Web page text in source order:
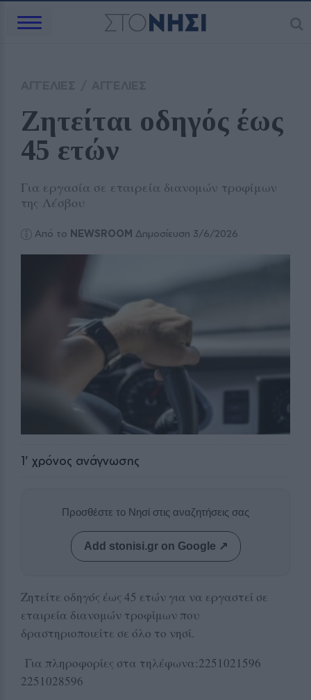
Ζητείται οδηγός έως
45 ετών
Για εργασία σε εταιρεία διανομών τροφίμων
της Λέσβου
Από το NEWSROOM Δημοσίευση 3/6/2026
1' χρόνος ανάγνωσης
Προσθέστε το Νησί στις αναζητήσεις σας
Add stonisi.gr on Google ↗
Ζητείτε οδηγός έως 45 ετών για να εργαστεί σε
εταιρεία διανομών τροφίμων που
δραστηριοποιείτε σε όλο το νησί.
Για πληροφορίες στα τηλέφωνα:2251021596
2251028596